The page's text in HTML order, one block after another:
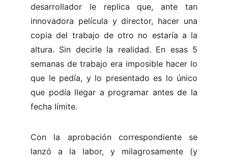
desarrollador le replica que, ante tan
innovadora película y director, hacer una
copia del trabajo de otro no estaría a la
altura. Sin decirle la realidad. En esas 5
semanas de trabajo era imposible hacer lo
que le pedía, y lo presentado es lo único
que podía llegar a programar antes de la
fecha límite.
Con la aprobación correspondiente se
lanzó a la labor, y milagrosamente (y